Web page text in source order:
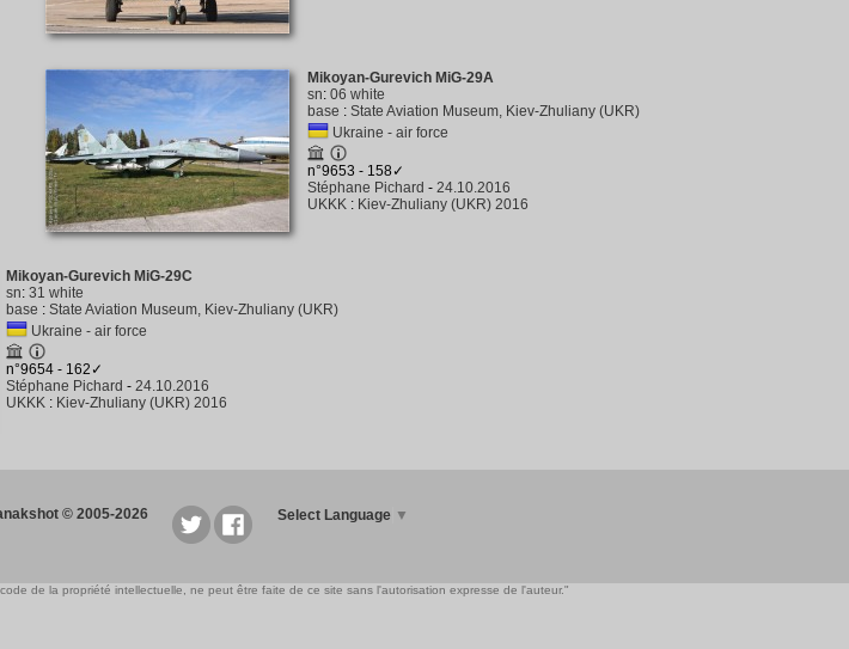
Mikoyan-Gurevich MiG-29A
sn: 06 white
base : State Aviation Museum, Kiev-Zhuliany (UKR)
Ukraine - air force
n°9653 - 158✓
Stéphane Pichard - 24.10.2016
UKKK : Kiev-Zhuliany (UKR) 2016
Mikoyan-Gurevich MiG-29C
sn: 31 white
base : State Aviation Museum, Kiev-Zhuliany (UKR)
Ukraine - air force
n°9654 - 162✓
Stéphane Pichard - 24.10.2016
UKKK: Kiev-Zhuliany (UKR) 2016
© 2005-2026 Select Language ▼
de la propriété intellectuelle, ne peut être faite de ce site sans l'autorisation expresse de l'auteur."